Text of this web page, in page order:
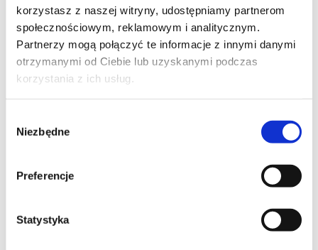
korzystasz z naszej witryny, udostępniamy partnerom
społecznościowym, reklamowym i analitycznym.
Partnerzy mogą połączyć te informacje z innymi danymi
otrzymanymi od Ciebie lub uzyskanymi podczas
korzystania z ich usług.
zgody
Niezbędne
Preferencje
Statystyka
Kontakt
kontakt@czerwonaszpilka.pl